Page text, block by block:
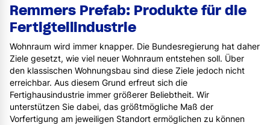
Remmers Prefab: Produkte für die
Fertigteilindustrie
Wohnraum wird immer knapper. Die Bundesregierung hat daher
Ziele gesetzt, wie viel neuer Wohnraum entstehen soll. Über
den klassischen Wohnungsbau sind diese Ziele jedoch nicht
erreichbar. Aus diesem Grund erfreut sich die
Fertighausindustrie immer größerer Beliebtheit. Wir
unterstützen Sie dabei, das größtmögliche Maß der
Vorfertigung am jeweiligen Standort ermöglichen zu können